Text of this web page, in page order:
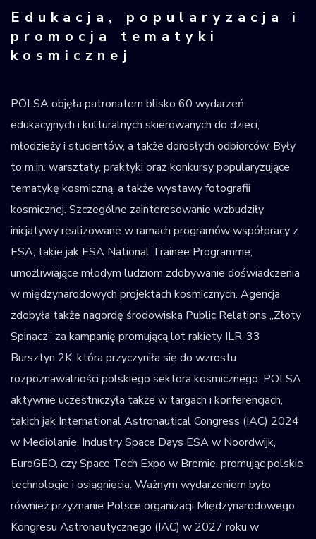
Edukacja, popularyzacja i
promocja tematyki
kosmicznej
POLSA objęła patronatem blisko 60 wydarzeń
edukacyjnych i kulturalnych skierowanych do dzieci,
młodzieży i studentów, a także dorosłych odbiorców. Były
to m.in. warsztaty, praktyki oraz konkursy popularyzujące
tematykę kosmiczną, a także wystawy fotografii
kosmicznej. Szczególne zainteresowanie wzbudziły
inicjatywy realizowane w ramach programów współpracy z
ESA, takie jak ESA National Trainee Programme,
umożliwiające młodym ludziom zdobywanie doświadczenia
w międzynarodowych projektach kosmicznych. Agencja
zdobyła także nagordę środowiska Public Relations „Złoty
Spinacz” za kampanię promującą lot rakiety ILR-33
Bursztyn 2K, która przyczyniła się do wzrostu
rozpoznawalności polskiego sektora kosmicznego. POLSA
aktywnie uczestniczyła także w targach i konferencjach,
takich jak International Astronautical Congress (IAC) 2024
w Mediolanie, Industry Space Days ESA w Noordwijk,
EuroGEO, czy Space Tech Expo w Bremie, promując polskie
technologie i osiągnięcia. Ważnym wydarzeniem było
również przyznanie Polsce organizacji Międzynarodowego
Kongresu Astronautycznego (IAC) w 2027 roku w